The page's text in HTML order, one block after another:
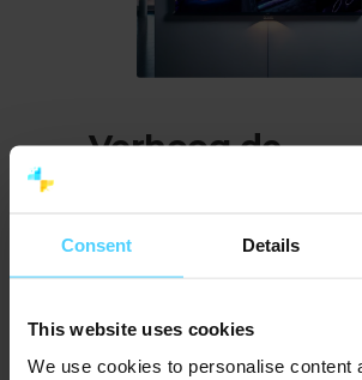
Consent Details
This website uses cookies
We use cookies to personalise content
Verhoog de
klantbeleving
jouw showroom
Door je narrowcasting-
koppelen aan je occasions-